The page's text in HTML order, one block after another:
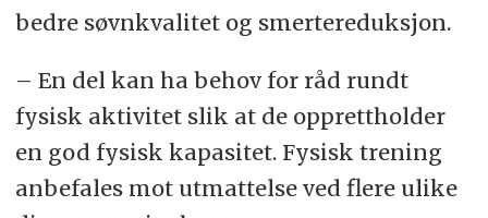
bedre søvnkvalitet og smertereduksjon.
– En del kan ha behov for råd rundt
fysisk aktivitet slik at de opprettholder
en god fysisk kapasitet. Fysisk trening
anbefales mot utmattelse ved flere ulike